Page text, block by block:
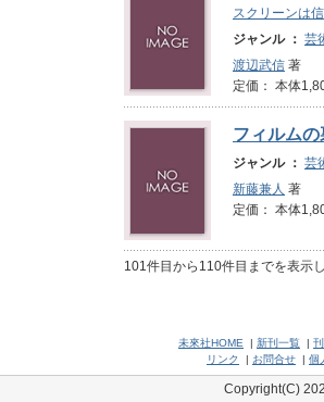
スクリーンは
ジャンル ： 芸
渡辺武信 著
定価： 本体
フィルムの
ジャンル ： 芸
新藤兼人 著
定価： 本体
101件目から110件目までを表示
未來社HOME | 新刊一覧 |
リンク
| お問合せ | 個
Copyright(C)